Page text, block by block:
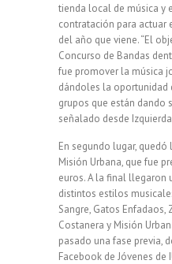
tienda local de música y
contratación para actuar
del año que viene. “El
Concurso de Bandas
fue promover la música
dándoles la oportunidad
grupos que están dando
señalado desde
En segundo lugar,
Misión Urbana, que fue
euros. A la final llegaron
distintos estilos
Sangre, Gatos Enfadaos,
Costanera y Misión
pasado una fase previa,
Facebook de Jóvenes de